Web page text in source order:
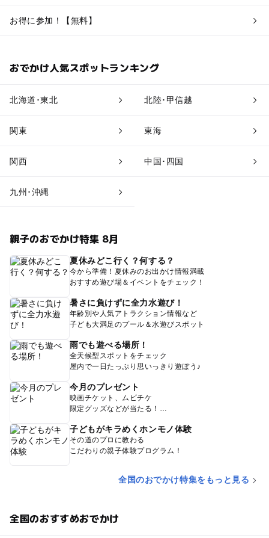
お得に参加！【無料】
おでかけ人気スポットランキング
北海道･東北 北陸･甲信越
関東 東海
関西 中国･四国
九州･沖縄
親子のおでかけ特集 8月
夏休みどこ行く？何する？
今から準備！夏休みのお出かけ情報満載
おすすめ遊び場＆イベントをチェック！
暑さに負けずに全力水遊び！
年齢別や人気アトラクション情報など
子ども大満足のプール＆水遊びスポット
雨でも遊べる場所！
全天候型スポットをチェック
屋内で一日たっぷり思いっきり遊ぼう♪
今月のプレゼント
映画チケット、ムビチケ
限定グッズなどが当たる！
子どもがキラめくホンモノ体験
その道のプロに教わる
こだわりの親子体験プログラム！
全国のおでかけ特集をもっと見る
全国のおすすめおでかけ